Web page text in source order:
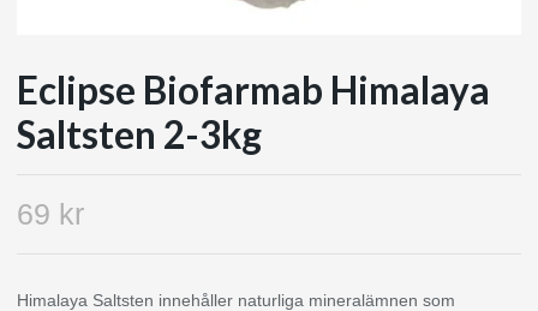
Eclipse Biofarmab Himalaya
Saltsten 2-3kg
69 kr
Himalaya Saltsten innehåller naturliga mineralämnen som